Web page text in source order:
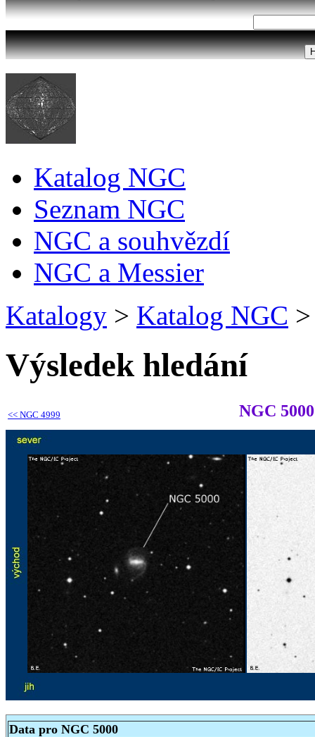
Katalog NGC
Seznam NGC
NGC a souhvězdí
NGC a Messier
Katalogy > Katalog NGC >
Výsledek hledání
<< NGC 4999 NGC 5000
Data pro NGC 5000